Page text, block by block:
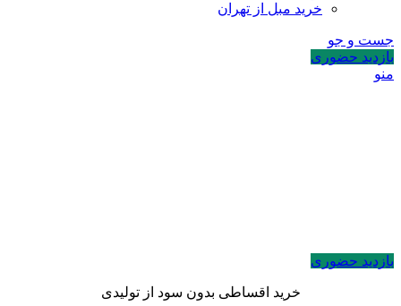
خرید مبل از تهران
جست و جو
بازدید حضوری
منو
بازدید حضوری
خرید اقساطی بدون سود از تولیدی